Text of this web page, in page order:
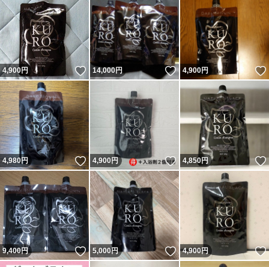
4,900円 いいね！
14,000円 いいね！
4,900円
4,980円 いいね！
4,900円 いいね！
4,850円
9,400円 いいね！
5,000円 いいね！
4,900円